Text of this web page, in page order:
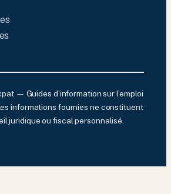
— Guides d’information sur l’emploi
informations fournies ne constituent
juridique ou fiscal personnalisé.